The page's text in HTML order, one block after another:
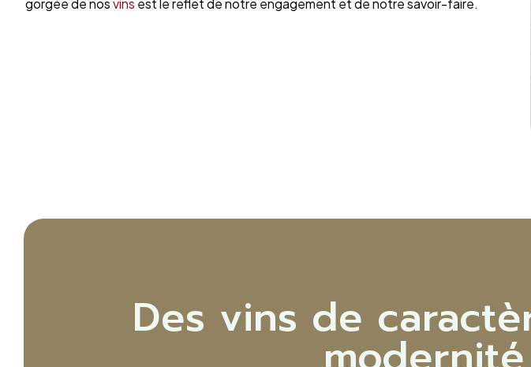
gorgée de nosvins est le reflet de notre engagement et de notre savoir-faire.
Des vins de